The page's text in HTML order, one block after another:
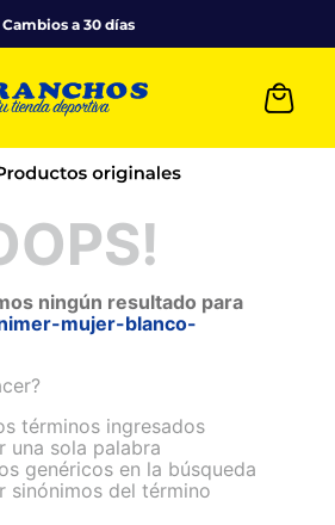
Cambios a 30 días
ningún resultado para
mujer-blanco-
términos ingresados
una sola palabra
genéricos en la búsqueda
sinónimos del término